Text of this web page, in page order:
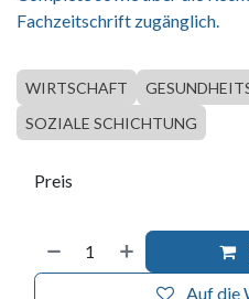
Fachzeitschrift zugänglich.
WIRTSCHAFT
SOZIALE SCHICHTUNG
Auf die
Preis